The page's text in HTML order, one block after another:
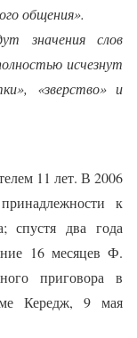
общения».
значения слов
исчезнут
«зверство» и
11 лет. В 2006
к
спустя два года
16 месяцев Ф.
приговора в
Кередж, 9 мая